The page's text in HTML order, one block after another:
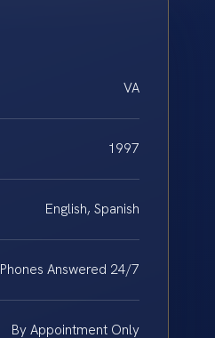
VA
1997
English, Spanish
Phones Answered 24/7
By Appointment Only